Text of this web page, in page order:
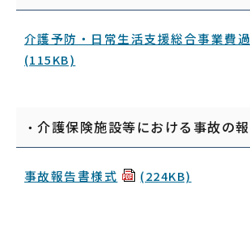
介護予防・日常生活支援総合事業費
(115KB)
・介護保険施設等における事故の
事故報告書様式 (224KB)